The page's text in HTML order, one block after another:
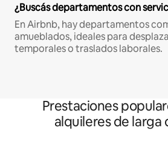
¿Buscás departamentos con
En Airbnb, hay departamentos
amueblados, ideales para
temporales o traslados laborales.
Prestaciones
alquileres de larga